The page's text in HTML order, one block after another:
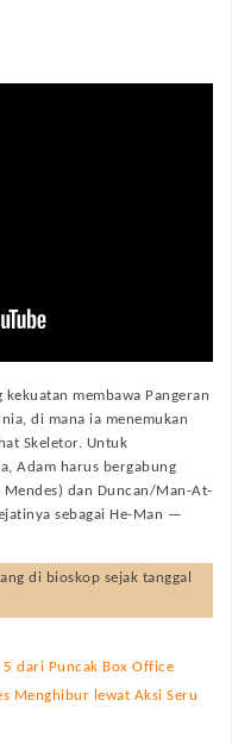
membawa Pangeran
di mana ia menemukan
Skeletor. Untuk
Adam harus bergabung
Mendes) dan Duncan/Man-At-
sebagai He-Man —
di bioskop sejak tanggal
5 dari Puncak Box Office
Menghibur lewat Aksi Seru